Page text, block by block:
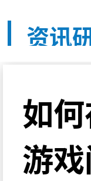
资讯
如
游